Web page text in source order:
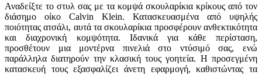
Αναδείξτε το στυλ σας με τα κομψά σκουλαρίκια κρίκους από τον
διάσημο οίκο Calvin Klein. Κατασκευασμένα από υψηλής
ποιότητας ατσάλι, αυτά τα σκουλαρίκια προσφέρουν ανθεκτικότητα
και διαχρονική κομψότητα. Ιδανικά για κάθε περίσταση,
προσθέτουν μια μοντέρνα πινελιά στο ντύσιμό σας, ενώ
παράλληλα διατηρούν την κλασική τους γοητεία. Η προσεγμένη
κατασκευή τους εξασφαλίζει άνετη εφαρμογή, καθιστώντας τα